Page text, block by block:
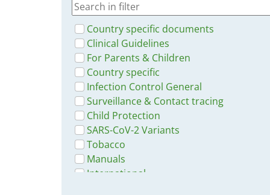
UN Children's Fund UNICEF
UNICEF
WHO, IFRC
World Health Organization (WHO)
Country specific documents
Clinical Guidelines
For Parents & Children
Country specific
Infection Control General
Surveillance & Contact tracing
Child Protection
SARS-CoV-2 Variants
Tobacco
Manuals
International